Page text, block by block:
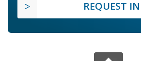
REQUEST